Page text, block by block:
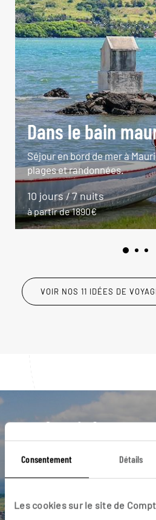
Consentement Détails
Les cookies sur le site de
Dans le bain
Séjour en bord de mer à
plages et randonnées.
10 jours / 7 nuits
à partir de 1890€
VOIR NOS 11 IDÉES DE
Luciole,
l'appli qui vous
clic